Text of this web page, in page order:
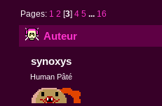
Pages: 1 2 [3]4 5 ... 16
Auteur
synoxys
Human Pâté